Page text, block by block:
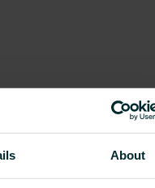
About
aidata?
hulgimüüja või